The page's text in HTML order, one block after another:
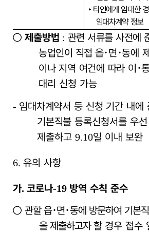
‣ 타인에게 임대한
임대차계약 정보
○ 제출방법 : 관련 서류를 사전에
농업인이 직접 읍･면 ･동에
이나 지역 여건에 따라 이 ･
대리 신청 가능
- 임대차계약서 등 신청 기간 내에
기본직불 등록신청서를 우
제출하고 9.10일 이내 보완
6. 유의 사항
가. 코로나-19 방역 수칙 준수
○ 관할 읍･면･동에 방문하여 기본
을 제출하고자할 경우 접수